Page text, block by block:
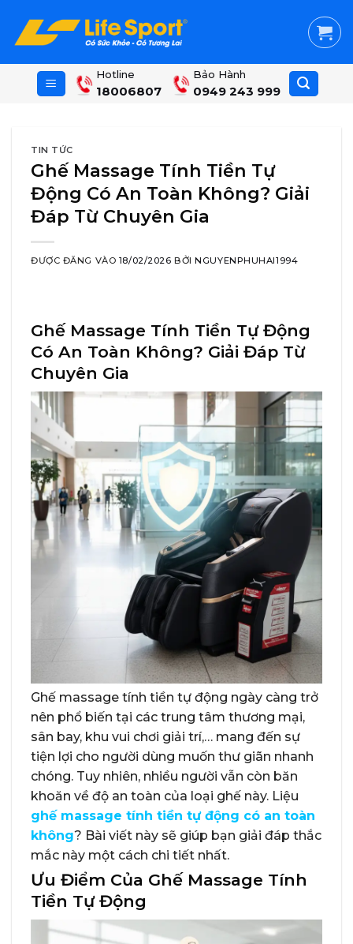
content
Hotline
18006807
Bảo Hành
0949 243 999
TIN TỨC
Ghế Massage Tính Tiền Tự
Động Có An Toàn Không? Giải
Đáp Từ Chuyên Gia
ĐƯỢC ĐĂNG VÀO 18/02/2026 BỞINGUYENPHUHAI1994
Ghế Massage Tính Tiền Tự Động
Có An Toàn Không? Giải Đáp Từ
Chuyên Gia
Ghế massage tính tiền tự động ngày càng trở
nên phổ biến tại các trung tâm thương mại,
sân bay, khu vui chơi giải trí,… mang đến sự
tiện lợi cho người dùng muốn thư giãn nhanh
chóng. Tuy nhiên, nhiều người vẫn còn băn
khoăn về độ an toàn của loại ghế này. Liệu
ghế massage tính tiền tự động có an toàn
không? Bài viết này sẽ giúp bạn giải đáp thắc
mắc này một cách chi tiết nhất.
Ưu Điểm Của Ghế Massage Tính
Tiền Tự Động